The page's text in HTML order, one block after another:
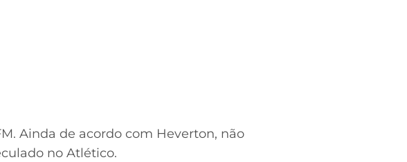
Ainda de acordo com Heverton, não
no Atlético.